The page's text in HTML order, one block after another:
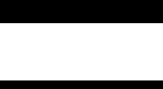
ルシー旧市庁舎で開催されまし